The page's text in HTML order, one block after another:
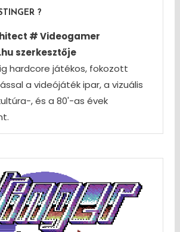
?
# Videogamer
szerkesztője
hardcore játékos, fokozott
a videójáték ipar, a vizuális
, és a 80'-as évek